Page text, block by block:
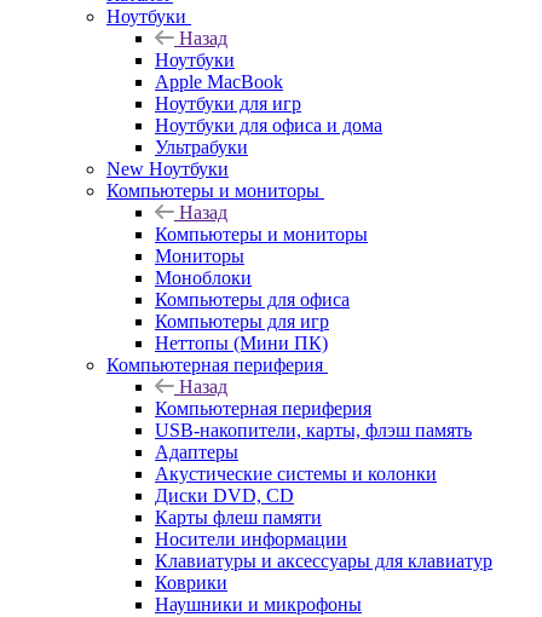
Ноутбуки
Назад
Ноутбуки
Apple MacBook
Ноутбуки для игр
Ноутбуки для офиса и дома
Ультрабуки
New Ноутбуки
Компьютеры и мониторы
Назад
Компьютеры и мониторы
Мониторы
Моноблоки
Компьютеры для офиса
Компьютеры для игр
Неттопы (Мини ПК)
Компьютерная периферия
Назад
Компьютерная периферия
USB-накопители, карты, флэш память
Адаптеры
Акустические системы и колонки
Диски DVD, CD
Карты флеш памяти
Носители информации
Клавиатуры и аксессуары для клавиатур
Коврики
Наушники и микрофоны